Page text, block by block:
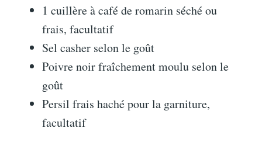
1 cuillère à café de romarin séché ou
frais, facultatif
Sel casher selon le goût
Poivre noir fraîchement moulu selon le
goût
Persil frais haché pour la garniture,
facultatif